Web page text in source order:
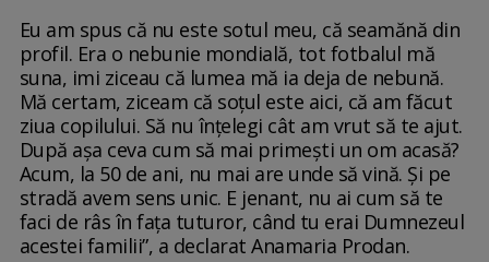
Eu am spus că nu este sotul meu, că seamănă din
profil. Era o nebunie mondială, tot fotbalul mă
suna, imi ziceau că lumea mă ia deja de nebună.
Mă certam, ziceam că soţul este aici, că am făcut
ziua copilului. Să nu înţelegi cât am vrut să te ajut.
După aşa ceva cum să mai primeşti un om acasă?
Acum, la 50 de ani, nu mai are unde să vină. Şi pe
stradă avem sens unic. E jenant, nu ai cum să te
faci de râs în faţa tuturor, când tu erai Dumnezeul
acestei familii”, a declarat Anamaria Prodan.